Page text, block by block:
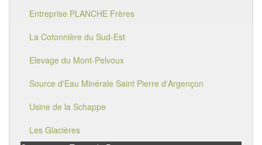
Entreprise PLANCHE Frères
La Cotonnière du Sud-Est
Elevage du Mont-Pelvoux
Source d'Eau Minérale Saint Pierre d'Argençon
Usine de la Schappe
Les Glacières